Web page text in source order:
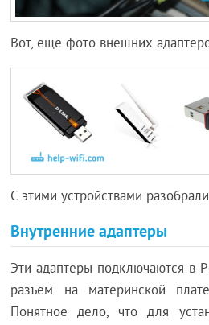
Вот, еще фото внешних
С этими устройствами
Внутренние адаптеры
Эти адаптеры подключаются в
разъем на материнской
Понятное дело, что для